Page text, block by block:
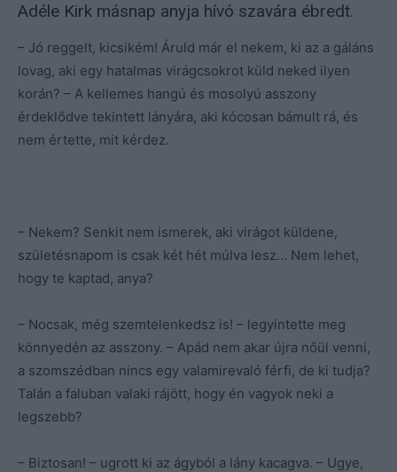
Adéle Kirk másnap anyja hívó szavára ébredt.
– Jó reggelt, kicsikém! Áruld már el nekem, ki az a gáláns
lovag, aki egy hatalmas virágcsokrot küld neked ilyen
korán? – A kellemes hangú és mosolyú asszony
érdeklődve tekintett lányára, aki kócosan bámult rá, és
nem értette, mit kérdez.
– Nekem? Senkit nem ismerek, aki virágot küldene,
születésnapom is csak két hét múlva lesz… Nem lehet,
hogy te kaptad, anya?
– Nocsak, még szemtelenkedsz is! – legyintette meg
könnyedén az asszony. – Apád nem akar újra nőül venni,
a szomszédban nincs egy valamirevaló férfi, de ki tudja?
Talán a faluban valaki rájött, hogy én vagyok neki a
legszebb?
– Biztosan! – ugrott ki az ágyból a lány kacagva. – Ugye,